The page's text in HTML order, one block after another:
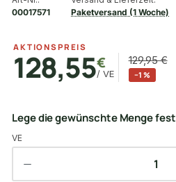
00017571
Paketversand (1 Woche)
AKTIONSPREIS
128,55€
/ VE
129,95 €
−1 %
Lege die gewünschte Menge fest
VE